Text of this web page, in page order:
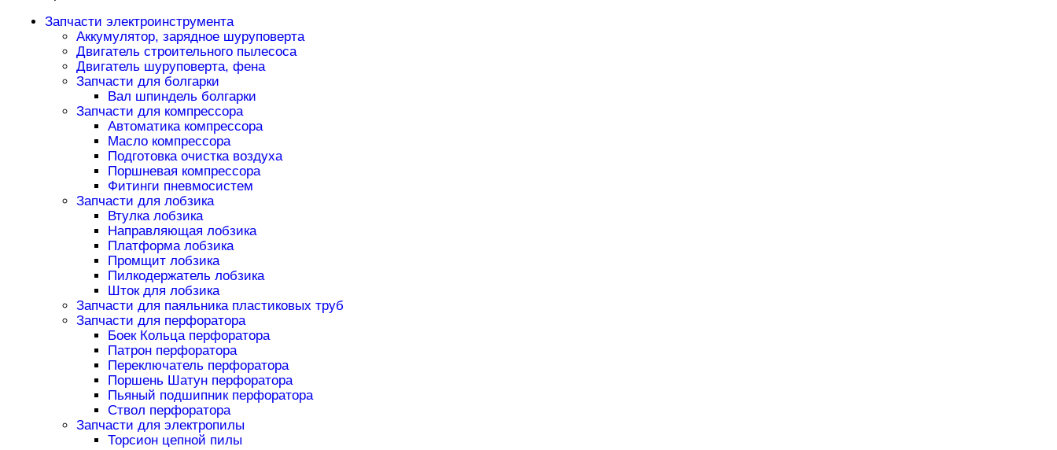
Запчасти электроинструмента
Аккумулятор, зарядное шуруповерта
Двигатель строительного пылесоса
Двигатель шуруповерта, фена
Запчасти для болгарки
Вал шпиндель болгарки
Запчасти для компрессора
Автоматика компрессора
Масло компрессора
Подготовка очистка воздуха
Поршневая компрессора
Фитинги пневмосистем
Запчасти для лобзика
Втулка лобзика
Направляющая лобзика
Платформа лобзика
Промщит лобзика
Пилкодержатель лобзика
Шток для лобзика
Запчасти для паяльника пластиковых труб
Запчасти для перфоратора
Боек Кольца перфоратора
Патрон перфоратора
Переключатель перфоратора
Поршень Шатун перфоратора
Пьяный подшипник перфоратора
Ствол перфоратора
Запчасти для электропилы
Торсион цепной пилы